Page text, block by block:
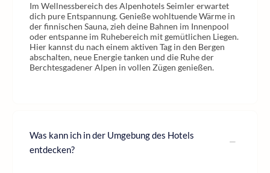
Im Wellnessbereich des Alpenhotels Seimler erwartet
dich pure Entspannung. Genieße wohltuende Wärme in
der finnischen Sauna, zieh deine Bahnen im Innenpool
oder entspanne im Ruhebereich mit gemütlichen Liegen.
Hier kannst du nach einem aktiven Tag in den Bergen
abschalten, neue Energie tanken und die Ruhe der
Berchtesgadener Alpen in vollen Zügen genießen.
Was kann ich in der Umgebung des Hotels
entdecken?